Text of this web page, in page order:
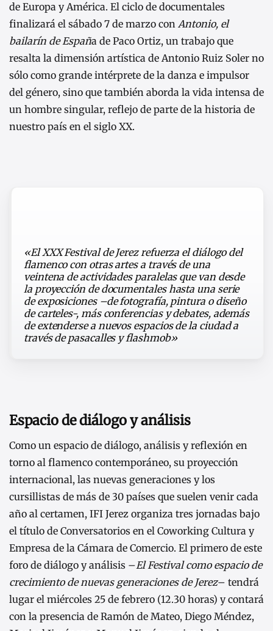
de Europa y América. El ciclo de documentales
finalizará el sábado 7 de marzo con Antonio, el
bailarín de España de Paco Ortiz, un trabajo que
resalta la dimensión artística de Antonio Ruiz Soler no
sólo como grande intérprete de la danza e impulsor
del género, sino que también aborda la vida intensa de
un hombre singular, reflejo de parte de la historia de
nuestro país en el siglo XX.
«El XXXFestival de Jerezrefuerza el diálogo del
flamenco con otras artes a través de una
veintena de actividades paralelas que van desde
la proyección de documentales hasta una serie
de exposiciones –de fotografía, pintura o diseño
de carteles-, más conferencias y debates, además
de extenderse a nuevos espacios de la ciudad a
través de pasacalles y flashmob»
Espacio de diálogo y análisis
Como un espacio de diálogo, análisis y reflexión en
torno al flamenco contemporáneo, su proyección
internacional, las nuevas generaciones y los
cursillistas de más de 30 países que suelen venir cada
año al certamen, IFI Jerez organiza tres jornadas bajo
el título de Conversatorios en el Coworking Cultura y
Empresa de la Cámara de Comercio. El primero de este
foro de diálogo y análisis –El Festival como espacio de
crecimiento de nuevas generaciones de Jerez– tendrá
lugar el miércoles 25 de febrero (12.30 horas) y contará
con la presencia de Ramón de Mateo, Diego Méndez,